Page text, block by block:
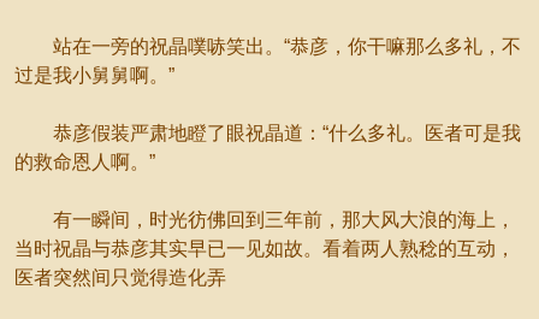
站在一旁的祝晶噗哧笑出。“恭彦，你干嘛那么多礼，不
过是我小舅舅啊。”
恭彦假装严肃地瞪了眼祝晶道：“什么多礼。医者可是我
的救命恩人啊。”
有一瞬间，时光彷佛回到三年前，那大风大浪的海上，
当时祝晶与恭彦其实早已一见如故。看着两人熟稔的互动，
医者突然间只觉得造化弄